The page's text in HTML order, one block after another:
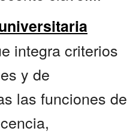
integra criterios
y de
las funciones de